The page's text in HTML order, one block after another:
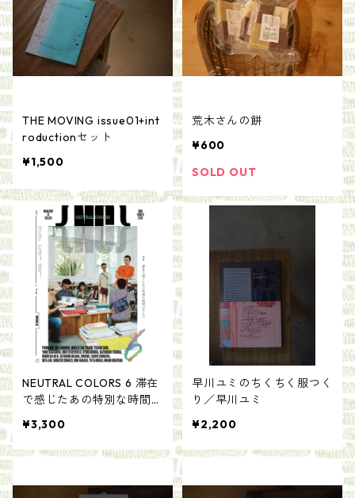
THE MOVING issue01+int
roductionセット
¥1,500
荒木さんの餅
¥600
SOLD OUT
NEUTRAL COLORS 6 滞在
で感じたあの特別な時間は
¥3,300
早川ユミのちくちく服つく
り／早川ユミ
¥2,200